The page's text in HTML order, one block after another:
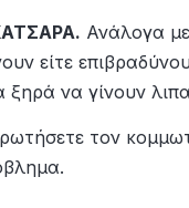
Ανάλογα
είτε
να γίνουν
τον